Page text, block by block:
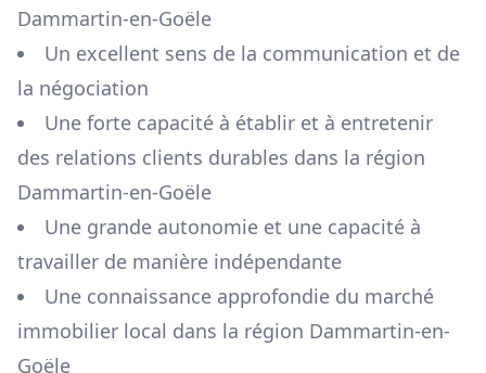
Dammartin-en-Goële
Un excellent sens de la communication et de
la négociation
Une forte capacité à établir et à entretenir
des relations clients durables dans la région
Dammartin-en-Goële
Une grande autonomie et une capacité à
travailler de manière indépendante
Une connaissance approfondie du marché
immobilier local dans la région Dammartin-en-
Goële